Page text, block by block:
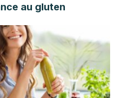
au gluten